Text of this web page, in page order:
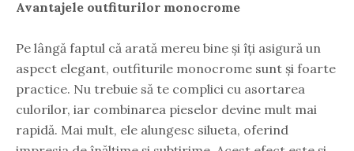
Avantajele outfiturilor monocrome
Pe lângă faptul că arată mereu bine și îți asigură un
aspect elegant, outfiturile monocrome sunt și foarte
practice. Nu trebuie să te complici cu asortarea
culorilor, iar combinarea pieselor devine mult mai
rapidă. Mai mult, ele alungesc silueta, oferind